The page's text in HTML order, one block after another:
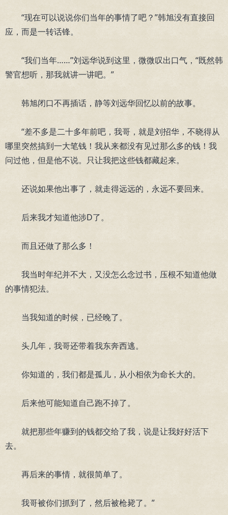
“现在可以说说你们当年的事情了吧？”韩旭没有直接回
应，而是一转话锋。
“我们当年……”刘远华说到这里，微微叹出口气，“既然韩
警官想听，那我就讲一讲吧。”
韩旭闭口不再插话，静等刘远华回忆以前的故事。
“差不多是二十多年前吧，我哥，就是刘招华，不晓得从
哪里突然搞到一大笔钱！我从来都没有见过那么多的钱！我
问过他，但是他不说。只让我把这些钱都藏起来。
还说如果他出事了，就走得远远的，永远不要回来。
后来我才知道他涉D了。
而且还做了那么多！
我当时年纪并不大，又没怎么念过书，压根不知道他做
的事情犯法。
当我知道的时候，已经晚了。
头几年，我哥还带着我东奔西逃。
你知道的，我们都是孤儿，从小相依为命长大的。
后来他可能知道自己跑不掉了。
就把那些年赚到的钱都交给了我，说是让我好好活下
去。
再后来的事情，就很简单了。
我哥被你们抓到了，然后被枪毙了。”